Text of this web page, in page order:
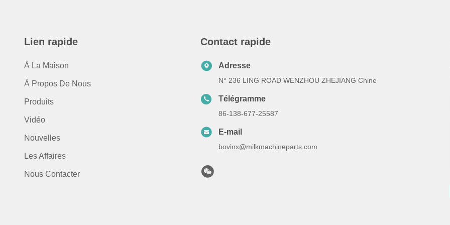
Lien rapide
À La Maison
À Propos De Nous
Produits
Vidéo
Nouvelles
Les Affaires
Nous Contacter
Contact rapide
Adresse
N° 236 LING ROAD WENZHOU ZHEJIANG Chine
Télégramme
86-138-677-25587
E-mail
bovinx@milkmachineparts.com